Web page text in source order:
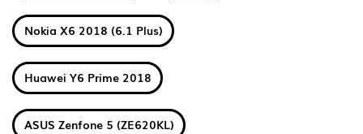
Nokia X6 2018 (6.1 Plus)
Huawei Y6 Prime 2018
ASUS Zenfone 5 (ZE620KL)